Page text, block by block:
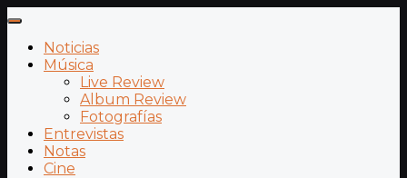
Noticias
Música
Live Review
Album Review
Fotografías
Entrevistas
Notas
Cine